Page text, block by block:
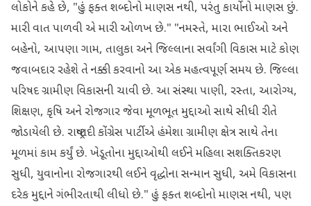
લોકોને કહે છે, "હું ફક્ત શબ્દોનો માણસ નથી, પરંતુ કાર્યોનો માણસ છું.
મારી વાત પાળવી એ મારી ઓળખ છે." "નમસ્તે, મારા ભાઈઓ અને
બહેનો, આપણા ગામ, તાલુકા અને જિલ્લાના સર્વાંગી વિકાસ માટે કોણ
જવાબદાર રહેશે તે નક્કી કરવાનો આ એક મહત્વપૂર્ણ સમય છે. જિલ્લા
પરિષદ ગ્રામીણ વિકાસની ચાવી છે. આ સંસ્થા પાણી, રસ્તા, આરોગ્ય,
શિક્ષણ, કૃષિ અને રોજગાર જેવા મૂળભૂત મુદ્દાઓ સાથે સીધી રીતે
જોડાયેલી છે. રાષ્ટ્રવાદી કોંગ્રેસ પાર્ટીએ હંમેશા ગ્રામીણ ક્ષેત્ર સાથે તેના
મૂળમાં કામ કર્યું છે. ખેડૂતોના મુદ્દાઓથી લઈને મહિલા સશક્તિકરણ
સુધી, યુવાનોના રોજગારથી લઈને વૃદ્ધોના સન્માન સુધી, અમે વિકાસના
દરેક મુદ્દાને ગંભીરતાથી લીધો છે." હું ફક્ત શબ્દોનો માણસ નથી, પણ